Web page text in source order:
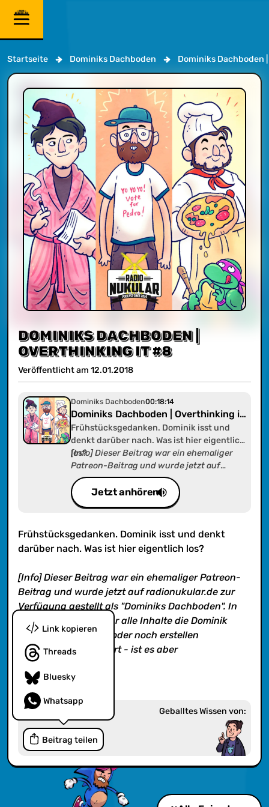
Startseite Dominiks Dachboden Dominiks
DOMINIKS DACHBODEN |
OVERTHINKING IT #8
Veröffentlicht am 12.01.2018
Dominiks Dachboden00:18:14
Dominiks Dachboden | Overthinking it
#8
Frühstücksgedanken. Dominik isst und
denkt darüber nach. Was ist hier eigentlich
los?
[Info] Dieser Beitrag war ein ehemaliger
Patreon-Beitrag und wurde jetzt auf
radionukular.de zur Verfügung gestellt als
"Dominiks Dachboden". In diesem Feed
findet ihr alle Inhalte die Dominik alleine
wird. Klingt kompliziert - ist es aber
nicht. Viel Spaß!
Jetzt anhören
Frühstücksgedanken. Dominik isst und denkt
darüber nach. Was ist hier eigentlich los?
[Info] Dieser Beitrag war ein ehemaliger Patreon-
Beitrag und wurde jetzt auf radionukular.de zur
Verfügung gestellt als "Dominiks Dachboden". In
diesem Feed findet ihr alle Inhalte die Dominik
alleine erstellte und/oder noch erstellen
wird. Klingt kompliziert - ist es aber
nicht. Viel Spaß!
Link kopieren
Threads
Bluesky
Whatsapp
Beitrag teilen
Geballtes Wissen von: